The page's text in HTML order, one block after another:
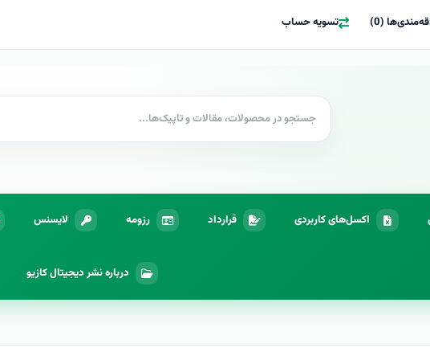
(0) تسویه حساب
اکسل‌های کاربردی قرارداد رزومه لایسنس
درباره نشر دیجیتال کازیو